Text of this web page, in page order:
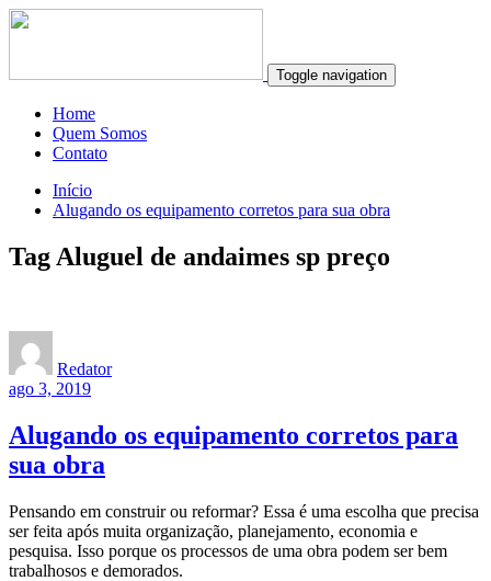
Toggle navigation
Home
Quem Somos
Contato
Início
Alugando os equipamento corretos para sua obra
Tag Aluguel de andaimes sp preço
Redator
ago 3, 2019
Alugando os equipamento corretos para
sua obra
Pensando em construir ou reformar? Essa é uma escolha que precisa
ser feita após muita organização, planejamento, economia e
pesquisa. Isso porque os processos de uma obra podem ser bem
trabalhosos e demorados.